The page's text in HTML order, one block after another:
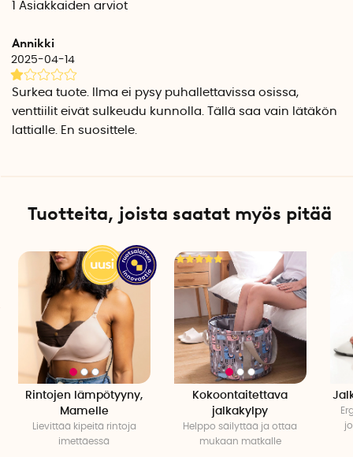
Asiakkaiden arviot
Annikki
2025-04-14
Surkea tuote. Ilma ei pysy puhallettavissa osissa,
venttiilit eivät sulkeudu kunnolla. Tällä saa vain lätäkön
lattialle. En suosittele.
Tuotteita, joista saatat myös pitää
Rintojen lämpötyyny,
Mamelle
Lievittää kipeitä rintoja
imettäessä
Kokoontaitettava
jalkakylpy
Helppo säilyttää ja ottaa
mukaan matkalle